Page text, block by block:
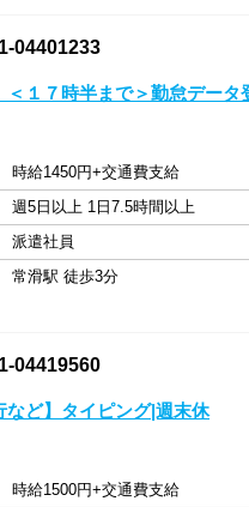
04401233
＜１７時半まで＞勤怠デー
時給1450円+交通費支給
週5日以上 1日7.5時間以上
派遣社員
常滑駅 徒歩3分
04419560
など】タイピング|週末休
時給1500円+交通費支給